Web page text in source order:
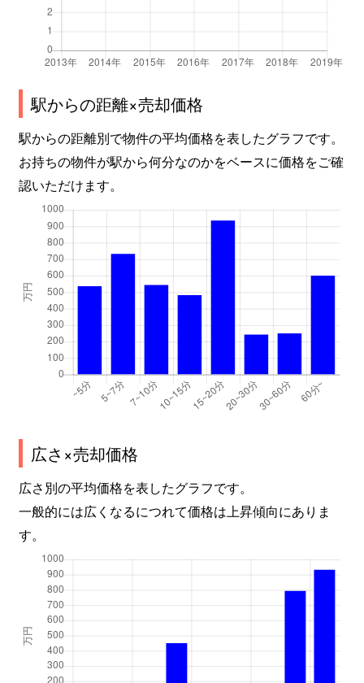
駅からの距離×売却価格
駅からの距離別で物件の平均価格を表したグラフです。
お持ちの物件が駅から何分なのかをベースに価格をご確
認いただけます。
広さ×売却価格
広さ別の平均価格を表したグラフです。
一般的には広くなるにつれて価格は上昇傾向にありま
す。